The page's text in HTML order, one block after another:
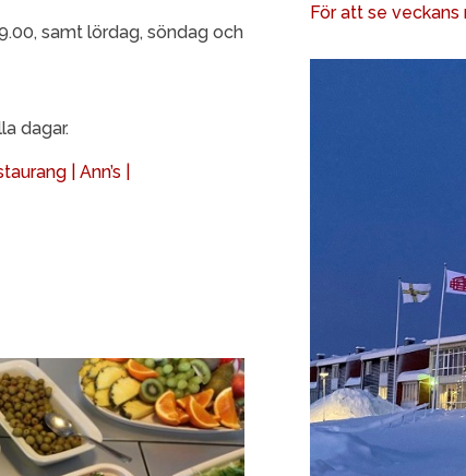
samt lördag, söndag och
dagar.
| Ann’s |
För att se veckans